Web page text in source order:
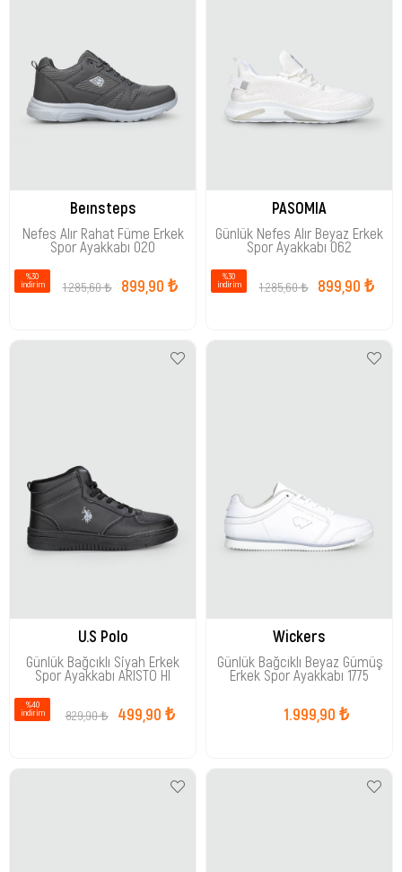
Beınsteps
Nefes Alır Rahat Füme Erkek
Spor Ayakkabı 020
899,90 ₺
1.285,60 ₺
%30
i̇ndirim
PASOMIA
Günlük Nefes Alır Beyaz Erkek
Spor Ayakkabı 062
899,90 ₺
1.285,60 ₺
%30
i̇ndirim
U.S Polo
Günlük Bağcıklı Siyah Erkek
Spor Ayakkabı ARISTO HI
499,90 ₺
829,90 ₺
%40
i̇ndirim
Wickers
Günlük Bağcıklı Beyaz Gümüş
Erkek Spor Ayakkabı 1775
1.999,90 ₺